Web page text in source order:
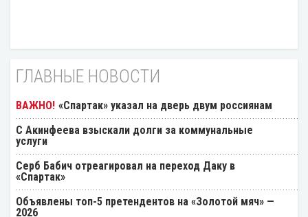
ГЛАВНЫЕ НОВОСТИ
«Спартак» указал на дверь двум россиянам
С Акинфеева взыскали долги за коммунальные
услуги
Серб Бабич отреагировал на переход Даку в
«Спартак»
Объявлены топ-5 претендентов на «Золотой мяч» —
2026